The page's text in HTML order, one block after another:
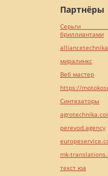
Партнёры
бриллиантами
миралинкс
Веб мастер
https://
Синтезаторы
perevod.agency
mk-
текст юа